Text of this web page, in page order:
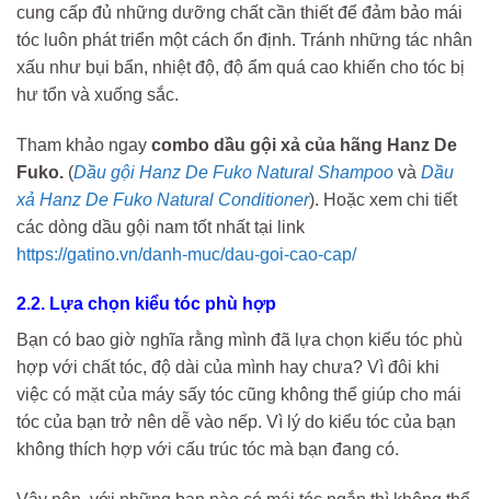
cung cấp đủ những dưỡng chất cần thiết để đảm bảo mái
tóc luôn phát triển một cách ổn định. Tránh những tác nhân
xấu như bụi bẩn, nhiệt độ, độ ẩm quá cao khiến cho tóc bị
hư tổn và xuống sắc.
Tham khảo ngay combo dầu gội xả của hãng Hanz De
Fuko. (Dầu gội Hanz De Fuko Natural Shampoo và Dầu
xả Hanz De Fuko Natural Conditioner). Hoặc xem chi tiết
các dòng dầu gội nam tốt nhất tại link
https://gatino.vn/danh-muc/dau-goi-cao-cap/
2.2. Lựa chọn kiểu tóc phù hợp
Bạn có bao giờ nghĩa rằng mình đã lựa chọn kiểu tóc phù
hợp với chất tóc, độ dài của mình hay chưa? Vì đôi khi
việc có mặt của máy sấy tóc cũng không thể giúp cho mái
tóc của bạn trở nên dễ vào nếp. Vì lý do kiểu tóc của bạn
không thích hợp với cấu trúc tóc mà bạn đang có.